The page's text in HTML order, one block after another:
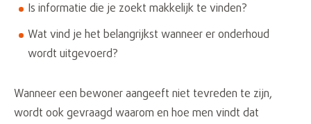
Is informatie die je zoekt makkelijk te vinden?
Wat vind je het belangrijkst wanneer er onderhoud
wordt uitgevoerd?
Wanneer een bewoner aangeeft niet tevreden te zijn,
wordt ook gevraagd waarom en hoe men vindt dat